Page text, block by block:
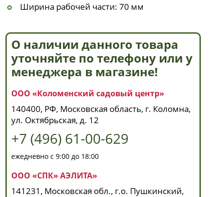
Ширина рабочей части: 70 мм
О наличии данного товара
уточняйте по телефону или у
менеджера в магазине!
ООО «Коломенский садовый центр»
140400, РФ, Московская область, г. Коломна,
ул. Октябрьская, д. 12
+7 (496) 61-00-629
ежедневно с 9:00 до 18:00
ООО «СПК» АЭЛИТА»
141231, Московская обл., г.о. Пушкинский,